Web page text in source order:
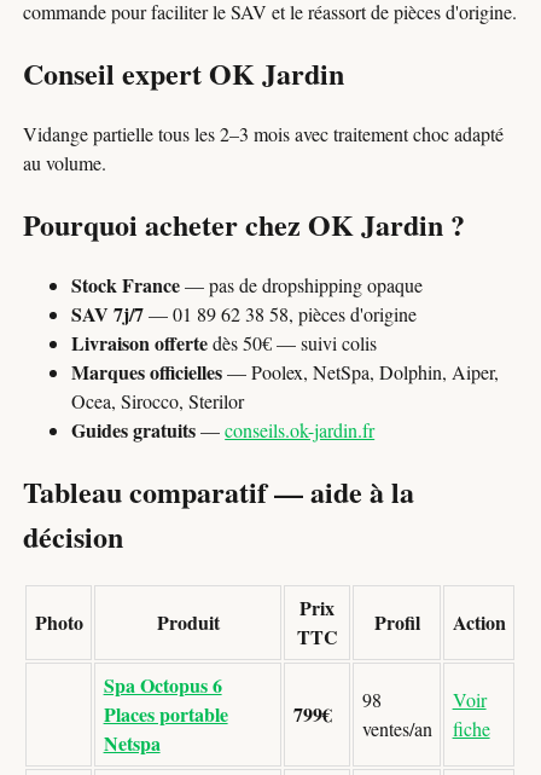
commande pour faciliter le SAV et le réassort de pièces d'origine.
Conseil expert OK Jardin
Vidange partielle tous les 2–3 mois avec traitement choc adapté
au volume.
Pourquoi acheter chez OK Jardin ?
Stock France— pas de dropshipping opaque
SAV 7j/7— 01 89 62 38 58, pièces d'origine
Livraison offertedès 50€ — suivi colis
Marques officielles— Poolex, NetSpa, Dolphin, Aiper,
Ocea, Sirocco, Sterilor
Guides gratuits—conseils.ok-jardin.fr
Tableau comparatif — aide à la
décision
Photo Produit
Prix
TTC
Profil Action
Spa Octopus 6
Places portable
Netspa
799€
98
ventes/an
Voir
fiche